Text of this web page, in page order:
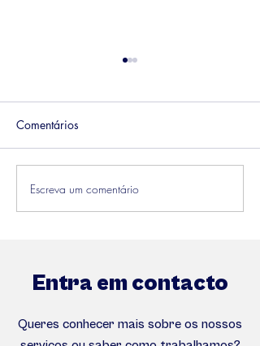
Como Conquista a
atenção de alguém
Comentários
Escreva um comentário
Entra em contacto
Queres conhecer mais sobre os nossos